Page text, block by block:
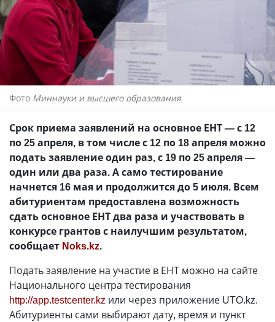
Фото Миннауки и высшего образования
Срок приема заявлений на основное ЕНТ — с 12
по 25 апреля, в том числе с 12 по 18 апреля можно
подать заявление один раз, с 19 по 25 апреля —
один или два раза. А само тестирование
начнется 16 мая и продолжится до 5 июля. Всем
абитуриентам предоставлена возможность
сдать основное ЕНТ два раза и участвовать в
конкурсе грантов с наилучшим результатом,
сообщает Noks.kz.
Подать заявление на участие в ЕНТ можно на сайте
Национального центра тестирования
http://app.testcenter.kz или через приложение UTO.kz.
Абитуриенты сами выбирают дату, время и пункт